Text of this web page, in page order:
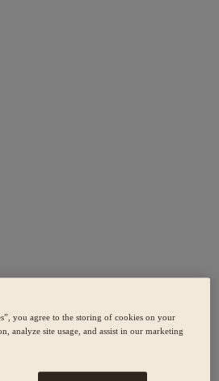
you agree to the storing of cookies on your
analyze site usage, and assist in our marketing